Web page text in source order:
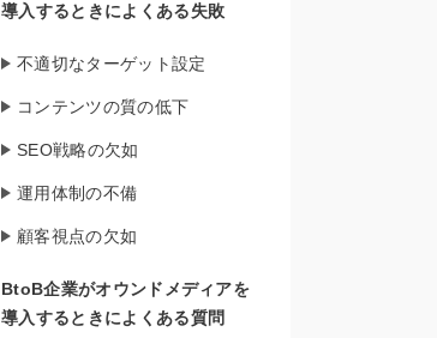
導入するときによくある失敗
不適切なターゲット設定
コンテンツの質の低下
SEO戦略の欠如
運用体制の不備
顧客視点の欠如
BtoB企業がオウンドメディアを
導入するときによくある質問